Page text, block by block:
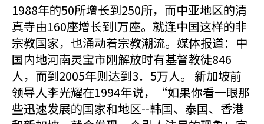
1988年的50所增长到250所，而中亚地区的清
真寺由160座增长到l万座。就连中国这样的非
宗教国家，也涌动着宗教潮流。媒体报道：中
国内地河南灵宝市刚解放时有基督教徒846
人，而到2005年则达到3．5万人。 新加坡前
领导人李光耀在1994年说，“如果你看一眼那
些迅速发展的国家和地区--韩国、泰国、香港